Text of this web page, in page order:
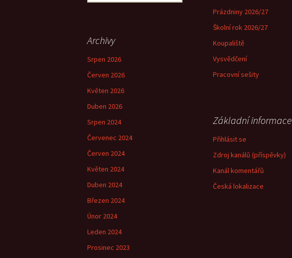
Prázdniny 2026/27
Školní rok 2026/27
Koupaliště
Vysvědčení
Pracovní sešity
Archivy
Srpen 2026
Červen 2026
Květen 2026
Duben 2026
Srpen 2024
Červenec 2024
Červen 2024
Květen 2024
Duben 2024
Březen 2024
Únor 2024
Leden 2024
Prosinec 2023
Základní informace
Přihlásit se
Zdroj kanálů (příspěvky)
Kanál komentářů
Česká lokalizace